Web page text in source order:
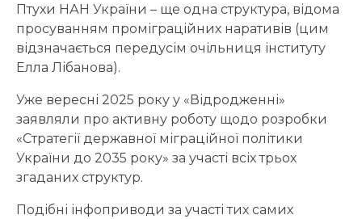
Птухи НАН України – ще одна структура, відома
просуванням проміграційних наративів (цим
відзначається передусім очільниця інституту
Елла Лібанова).
Уже вересні 2025 року у «Відродженні»
заявляли про активну роботу щодо розробки
«Стратегії державної міграційної політики
України до 2035 року» за участі всіх трьох
згаданих структур.
Подібні інфоприводи за участі тих самих